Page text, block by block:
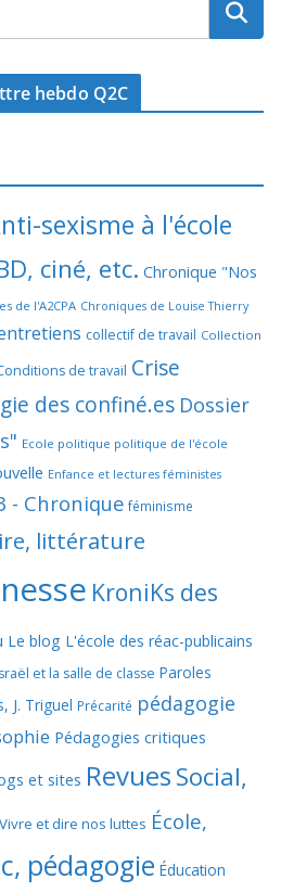
hebdo Q2C
sexisme à l'école
ciné, etc. Chronique "Nos
de l'A2CPA Chroniques de Louise Thierry
collectif de travail Collection
de travail Crise
des confiné.es Dossier
Ecole politique politique de l'école
Enfance et lectures féministes
- Chronique féminisme
littérature
KroniKs des
Le blog L'école des réac-publicains
et la salle de classe Paroles
J. Triguel Précarité pédagogie
Pédagogies critiques
et sites RevuesSocial,
Vivre et dire nos luttes École,
pédagogie Éducation